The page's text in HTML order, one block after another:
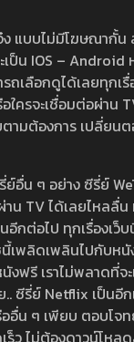
แบบไม่มีโฆษณากั้
เป็น IOS –
เลือกดูได้เลยทุกเ
ครจะเชื่อมต่อผ่าน
ามต้องการ เปลี่ยน
น ๆ อย่าง ซีรี่ย์
น TV ได้เลยไหลลื่
กต่อไป ทุกเรื่องเว็
เพลิดเพลินไปกับห
ฟรี เราไม่พลาดที่
.. ซีรี่ย์ Netflix เป็น
น ๆ เพียบ ตอบโจท